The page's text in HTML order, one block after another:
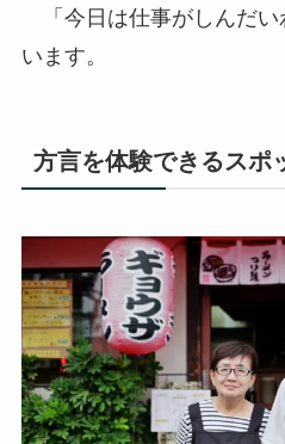
「今日は仕事がしんだい
います。
方言を体験できるスポ